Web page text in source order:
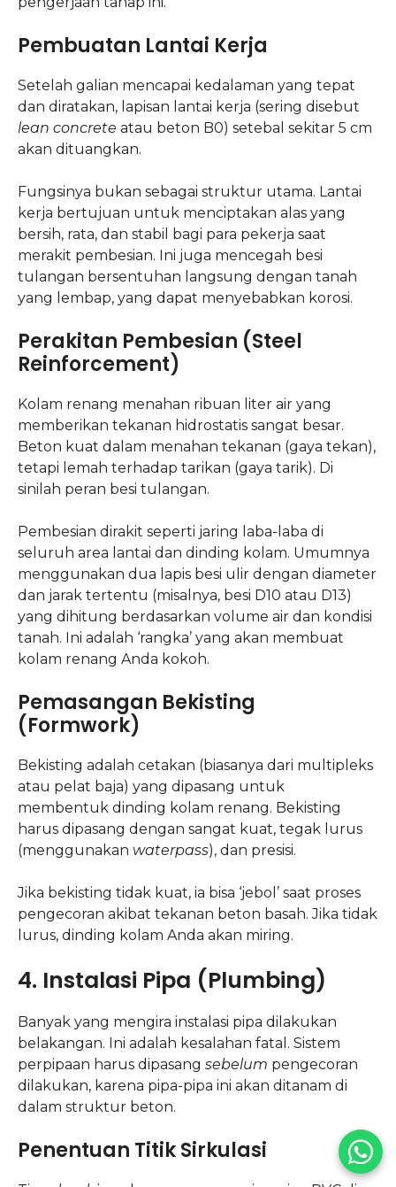
Pembuatan Lantai Kerja
Setelah galian mencapai kedalaman yang tepat
dan diratakan, lapisan lantai kerja (sering disebut
lean concrete atau beton B0) setebal sekitar 5 cm
akan dituangkan.
Fungsinya bukan sebagai struktur utama. Lantai
kerja bertujuan untuk menciptakan alas yang
bersih, rata, dan stabil bagi para pekerja saat
merakit pembesian. Ini juga mencegah besi
tulangan bersentuhan langsung dengan tanah
yang lembap, yang dapat menyebabkan korosi.
Perakitan Pembesian (Steel
Reinforcement)
Kolam renang menahan ribuan liter air yang
memberikan tekanan hidrostatis sangat besar.
Beton kuat dalam menahan tekanan (gaya tekan),
tetapi lemah terhadap tarikan (gaya tarik). Di
sinilah peran besi tulangan.
Pembesian dirakit seperti jaring laba-laba di
seluruh area lantai dan dinding kolam. Umumnya
menggunakan dua lapis besi ulir dengan diameter
dan jarak tertentu (misalnya, besi D10 atau D13)
yang dihitung berdasarkan volume air dan kondisi
tanah. Ini adalah ‘rangka’ yang akan membuat
kolam renang Anda kokoh.
Pemasangan Bekisting
(Formwork)
Bekisting adalah cetakan (biasanya dari multipleks
atau pelat baja) yang dipasang untuk
membentuk dinding kolam renang. Bekisting
harus dipasang dengan sangat kuat, tegak lurus
(menggunakan waterpass), dan presisi.
Jika bekisting tidak kuat, ia bisa ‘jebol’ saat proses
pengecoran akibat tekanan beton basah. Jika tidak
lurus, dinding kolam Anda akan miring.
4. Instalasi Pipa (Plumbing)
Banyak yang mengira instalasi pipa dilakukan
belakangan. Ini adalah kesalahan fatal. Sistem
perpipaan harus dipasang sebelum pengecoran
dilakukan, karena pipa-pipa ini akan ditanam di
dalam struktur beton.
Penentuan Titik Sirkulasi